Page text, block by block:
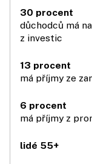
30 procent
důchodců má
z investic
13 procent
má příjmy ze
6 procent
má příjmy z
lidé 55+